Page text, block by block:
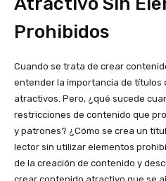
Prohibidos
Cuando se trata de crear
entender la importancia de títulos
atractivos. Pero, ¿qué sucede
restricciones de contenido que
y patrones? ¿Cómo se crea un
lector sin utilizar elementos
de la creación de contenido y